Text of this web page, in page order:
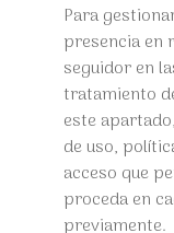
Para
presencia en
seguidor en
tratamiento
este
de uso,
acceso que
proceda en
previamente.